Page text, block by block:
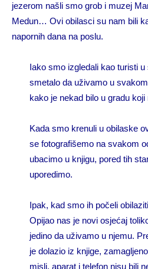
jezerom našli smo grob i muzej
Medun… Ovi obilasci su nam bili
napornih dana na poslu.
Iako smo izgledali kao turisti
smetalo da uživamo u
kako je nekad bilo u gradu
Kada smo krenuli u obilaske
se fotografišemo na svakom
ubacimo u knjigu, pored tih
uporedimo.
Ipak, kad smo ih počeli
Opijao nas je novi osjećaj
jedino da uživamo u njemu.
je dolazio iz knjige,
misli, aparat i telefon nisu bili